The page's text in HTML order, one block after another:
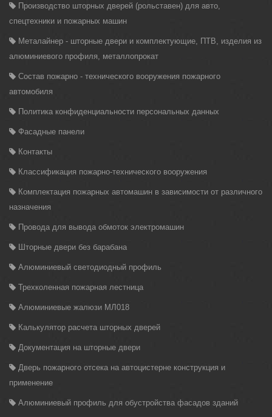
Производство шторных дверей (рольставен) для авто,
спецтехники и пожарных машин
Металайнер - шторные двери и комплектующие, ПТВ, изделия из
алюминиевого профиля, металлопрокат
Состав пожарно - технического вооружения пожарного
автомобиля
Политика конфиденциальности персональных данных
Фасадные панели
Контакты
Классификация пожарно-технического вооружения
Комплектация пожарных автомашин в зависимости от различного
назначения
Провода для вывода обмоток электромашин
Шторные двери без барабана
Алюминиевый светодиодный профиль
Трехколенная пожарная лестница
Алюминиевые жалюзи МЛ018
Калькулятор расчета шторных дверей
Документация на шторные двери
Дверь пожарного отсека на автоцистерне конструкция и
применение
Алюминиевый профиль для обустройства фасадов зданий